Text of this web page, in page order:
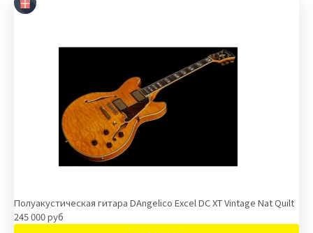
Полуакустическая гитара DAngelico Excel DC XT Vintage Nat Quilt
245 000 руб